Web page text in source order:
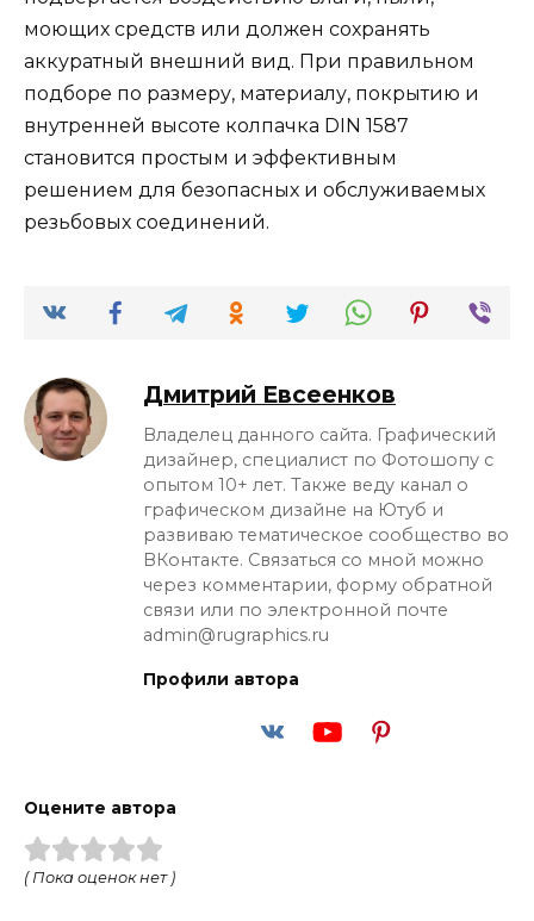
моющих средств или должен сохранять
аккуратный внешний вид. При правильном
подборе по размеру, материалу, покрытию и
внутренней высоте колпачка DIN 1587
становится простым и эффективным
решением для безопасных и обслуживаемых
резьбовых соединений.
Дмитрий Евсеенков
Владелец данного сайта. Графический
дизайнер, специалист по Фотошопу с
опытом 10+ лет. Также веду канал о
графическом дизайне на Ютуб и
развиваю тематическое сообщество во
ВКонтакте. Связаться со мной можно
через комментарии, форму обратной
связи или по электронной почте
admin@rugraphics.ru
Профили автора
Оцените автора
( Пока оценок нет )